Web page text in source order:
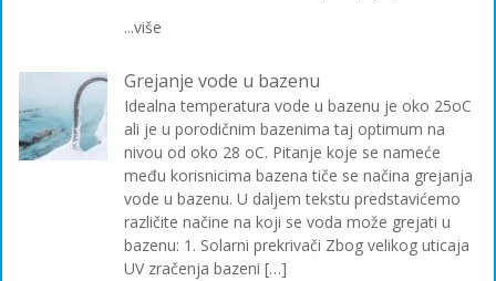
...više
Grejanje vode u bazenu
Idealna temperatura vode u bazenu je oko 25oC
ali je u porodičnim bazenima taj optimum na
nivou od oko 28 oC. Pitanje koje se nameće
među korisnicima bazena tiče se načina grejanja
vode u bazenu. U daljem tekstu predstavićemo
različite načine na koji se voda može grejati u
bazenu: 1. Solarni prekrivači Zbog velikog uticaja
UV zračenja bazeni […]